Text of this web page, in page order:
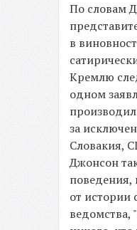
По словам
в
Кремлю
одном
за
Словакия,
Джонсон
поведения,
от истории
ведомства,